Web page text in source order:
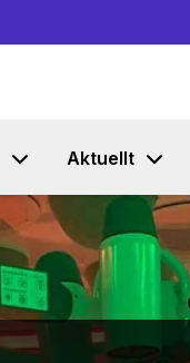
Aktuellt